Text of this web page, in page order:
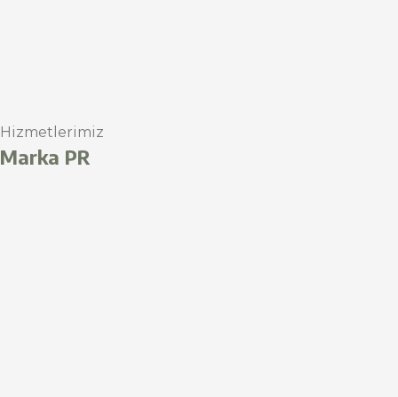
Hizmetlerimiz
Marka PR